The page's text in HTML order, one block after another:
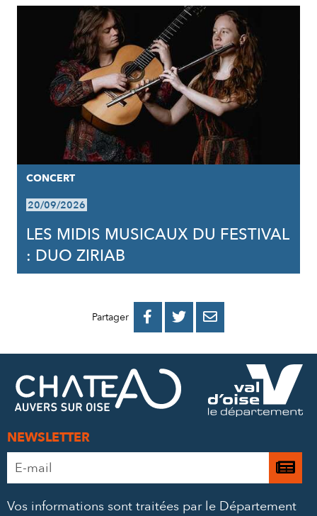
CONCERT
20/09/2026
LES MIDIS MUSICAUX DU FESTIVAL
: DUO ZIRIAB
Partager 
PARTAGER
FACEBOOK
PARTAGER
PARTAGER
MAIL
NEWSLETTER
Adresse
e-
Je
Vos informations sont traitées par le Département